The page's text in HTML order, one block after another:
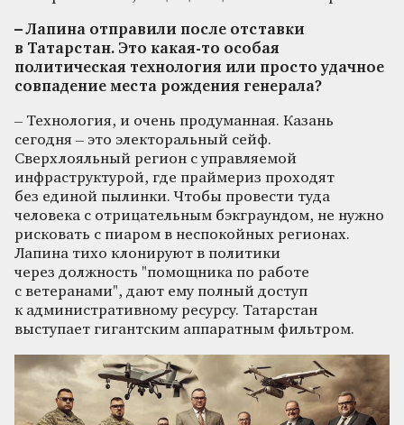
– Лапина отправили после отставки
в Татарстан. Это какая-то особая
политическая технология или просто удачное
совпадение места рождения генерала?
– Технология, и очень продуманная. Казань
сегодня – это электоральный сейф.
Сверхлояльный регион с управляемой
инфраструктурой, где праймериз проходят
без единой пылинки. Чтобы провести туда
человека с отрицательным бэкграундом, не нужно
рисковать с пиаром в неспокойных регионах.
Лапина тихо клонируют в политики
через должность "помощника по работе
с ветеранами", дают ему полный доступ
к административному ресурсу. Татарстан
выступает гигантским аппаратным фильтром.